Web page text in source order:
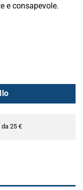
e consapevole.
25 €